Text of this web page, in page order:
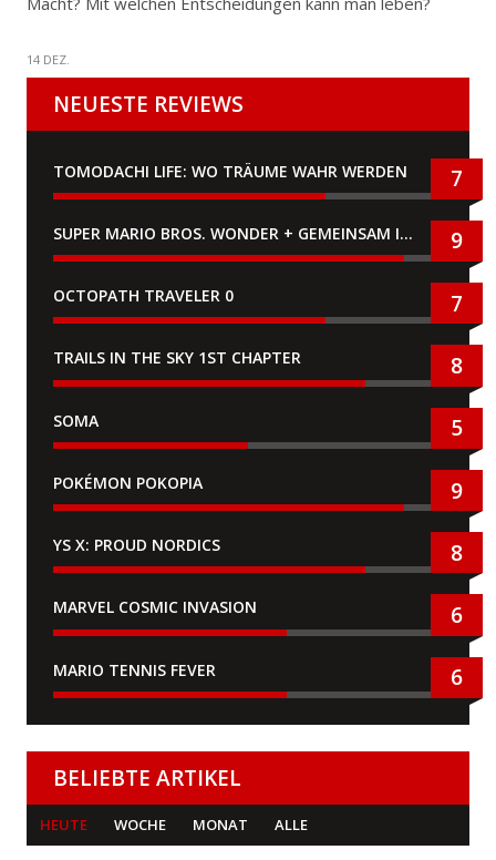
14 DEZ.
NEUESTE REVIEWS
TOMODACHI LIFE: WO TRÄUME WAHR WERDEN 7
SUPER MARIO BROS. WONDER + GEMEINSAM IM BELLABEL-PARK 9
OCTOPATH TRAVELER 0 7
TRAILS IN THE SKY 1ST CHAPTER 8
SOMA 5
POKÉMON POKOPIA 9
YS X: PROUD NORDICS 8
MARVEL COSMIC INVASION 6
MARIO TENNIS FEVER 6
BELIEBTE ARTIKEL
HEUTE WOCHE MONAT ALLE